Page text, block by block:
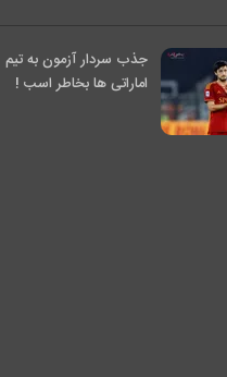
جذب سردار آزمون به تیم
اماراتی ها بخاطر اسب !